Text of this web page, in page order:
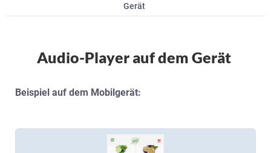
Gerät
Audio-Player auf dem Gerät
Beispiel auf dem Mobilgerät: